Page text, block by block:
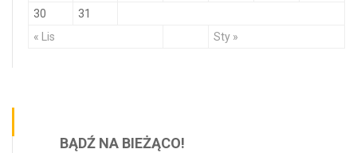
« Lis Sty »
30
31
BĄDŹ NA BIEŻĄCO!